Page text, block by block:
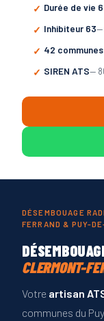
Durée de vie
Inhibiteur 63—
42
SIREN ATS—
DÉSEMBOUAGE
FERRAND & PUY-
CLERMONT-
Votre artisan
communes du